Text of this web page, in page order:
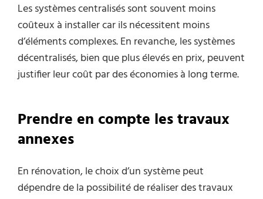
Les systèmes centralisés sont souvent moins
coûteux à installer car ils nécessitent moins
d’éléments complexes. En revanche, les systèmes
décentralisés, bien que plus élevés en prix, peuvent
justifier leur coût par des économies à long terme.
Prendre en compte les travaux
annexes
En rénovation, le choix d’un système peut
dépendre de la possibilité de réaliser des travaux